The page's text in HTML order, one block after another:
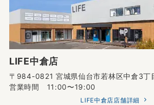
LIFE中倉店
〒984-0821 宮城県仙台市若林区中倉3丁
営業時間 11:00〜19:00
LIFE中倉店店舗詳細